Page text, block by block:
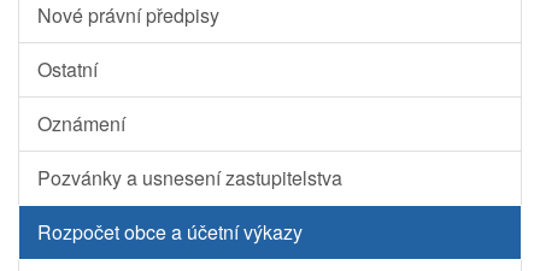
Nové právní předpisy
Ostatní
Oznámení
Pozvánky a usnesení zastupitelstva
Rozpočet obce a účetní výkazy